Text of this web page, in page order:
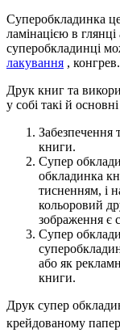
Суперобкладинка
ламінацією в
суперобкладинці
лакування ,
Друк книг та
у собі такі й основні
Забезпечення
книги.
Супер
обкладинка
тисненням, і
кольоровий
зображення є
Супер
або як
книги.
Друк супер
крейдованому